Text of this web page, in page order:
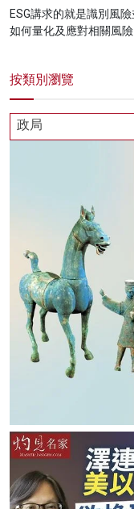
ESG講求的就是識別風
如何量化及應對相關風
按類別瀏覽
政局